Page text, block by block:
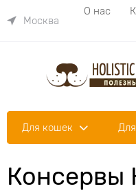
Москва
О нас
Для кошек
Консервы